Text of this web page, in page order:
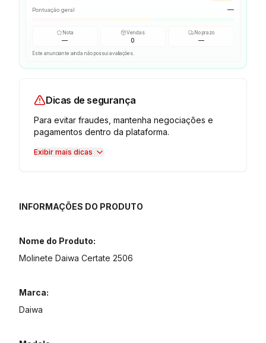
Pontuação geral —
Nota
—
Vendas
0
No prazo
—
Este anunciante ainda não possui avaliações.
Dicas de segurança
Para evitar fraudes, mantenha negociações e
pagamentos dentro da plataforma.
Exibir mais dicas
INFORMAÇÕES DO PRODUTO
Nome do Produto:
Molinete Daiwa Certate 2506
Marca:
Daiwa